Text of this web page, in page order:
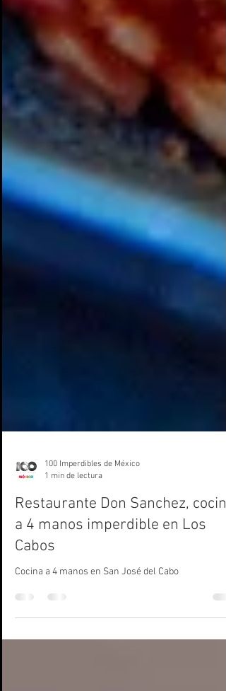
100 Imperdibles de México
1 min de lectura
Restaurante Don Sanchez, cocina
a 4 manos imperdible en Los
Cabos